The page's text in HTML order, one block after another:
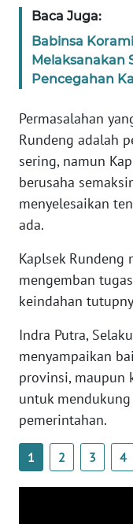
Baca Juga:
Babinsa
Melaksanakan
Pencegahan
Permasalahan
Rundeng adalah
sering, namun
berusaha
menyelesaikan
ada.
Kaplsek Rundeng
mengemban
keindahan
Indra Putra,
menyampaikan
provinsi, maupun
untuk
pemerintahan.
1 2 3 4
JAMBI
WN
SULTRA
WN
NTB
WN
SULTENG
SULBAR
WN
WN
SUMBAR
WN
SUMSEL
WN
BENGKULU